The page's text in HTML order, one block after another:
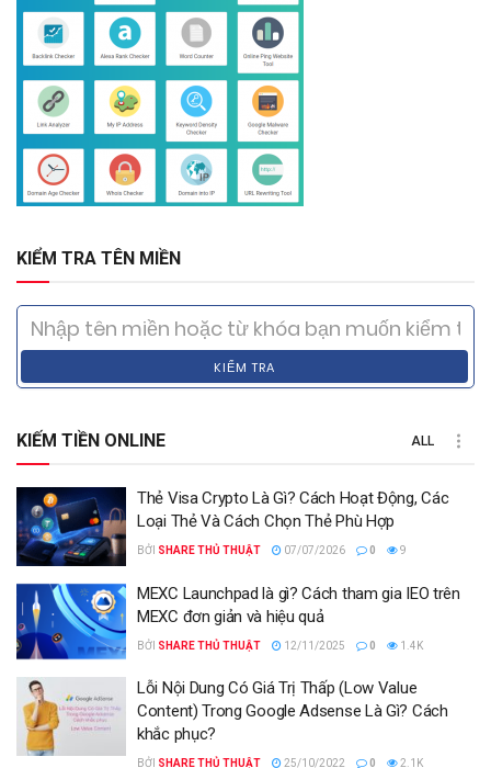
KIỂM TRA TÊN MIỀN
KIỂM TRA
KIẾM TIỀN ONLINE ALL
Thẻ Visa Crypto Là Gì? Cách Hoạt Động, Các
Loại Thẻ Và Cách Chọn Thẻ Phù Hợp
BỞI SHARE THỦ THUẬT 07/07/2026 0 9
MEXC Launchpad là gì? Cách tham gia IEO trên
MEXC đơn giản và hiệu quả
BỞI SHARE THỦ THUẬT 12/11/2025 0 1.4K
Lỗi Nội Dung Có Giá Trị Thấp (Low Value
Content) Trong Google Adsense Là Gì? Cách
khắc phục?
BỞI SHARE THỦ THUẬT 25/10/2022 0 2.1K